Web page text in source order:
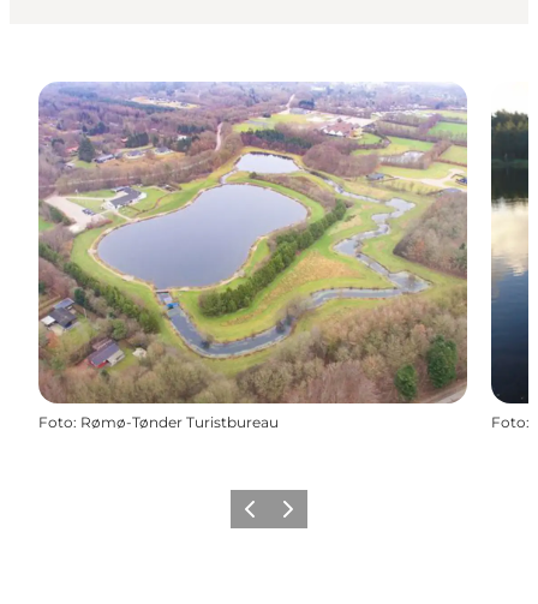
Foto: Rømø-Tønder Turistbureau Foto:
ZurückWeiter